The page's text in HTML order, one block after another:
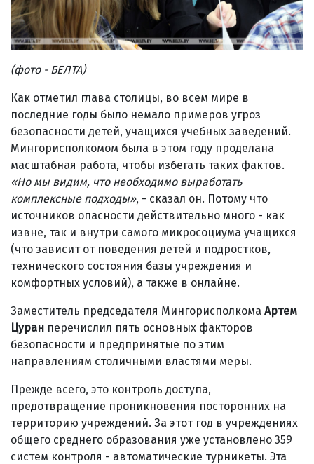
(фото - БЕЛТА)
Как отметил глава столицы, во всем мире в
последние годы было немало примеров угроз
безопасности детей, учащихся учебных заведений.
Мингорисполкомом была в этом году проделана
масштабная работа, чтобы избегать таких фактов.
«Но мы видим, что необходимо выработать
комплексные подходы», - сказал он. Потому что
источников опасности действительно много - как
извне, так и внутри самого микросоциума учащихся
(что зависит от поведения детей и подростков,
технического состояния базы учреждения и
комфортных условий), а также в онлайне.
Заместитель председателя Мингорисполкома Артем
Цуран перечислил пять основных факторов
безопасности и предпринятые по этим
направлениям столичными властями меры.
Прежде всего, это контроль доступа,
предотвращение проникновения посторонних на
территорию учреждений. За этот год в учреждениях
общего среднего образования уже установлено 359
систем контроля - автоматические турникеты. Эта